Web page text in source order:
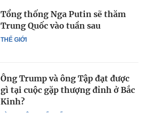
THẾ GIỚI
Tổng thống Nga Putin sẽ thăm
Trung Quốc vào tuần sau
Ông Trump và ông Tập đạt được
gì tại cuộc gặp thượng đỉnh ở Bắc
Kinh?